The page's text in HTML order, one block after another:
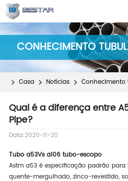
CONHECIMENTO
Casa Notícias
Qual é a diferença entre
Pipe?
Data:2020-11-20
Tubo a53Vs a106 tubo-escopo
Astm a53 é especificação padrão
quente-mergulhado, zinco-revestido,